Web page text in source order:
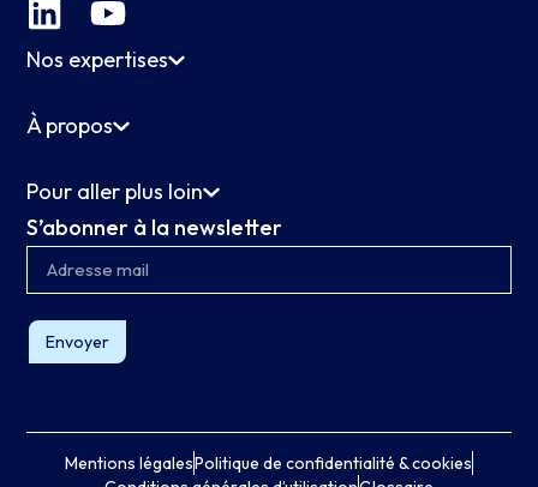
Nos expertises
À propos
Pour aller plus loin
S’abonner à la newsletter
Envoyer
Mentions légalesPolitique de confidentialité & cookies